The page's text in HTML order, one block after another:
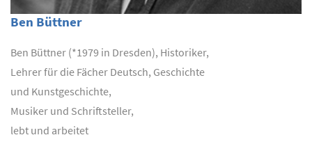
Ben Büttner
Ben Büttner (*1979 in Dresden), Historiker,
Lehrer für die Fächer Deutsch, Geschichte
und Kunstgeschichte,
Musiker und Schriftsteller,
lebt und arbeitet